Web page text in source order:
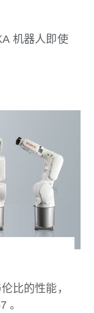
机器人即使
比的性能，
。